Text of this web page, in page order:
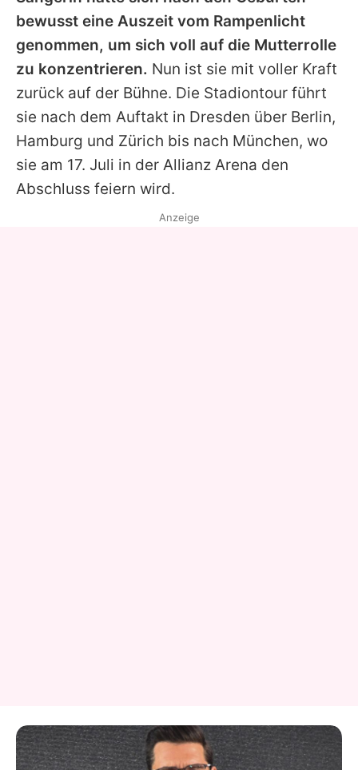
bewusst eine Auszeit vom Rampenlicht
genommen, um sich voll auf die Mutterrolle
zu konzentrieren. Nun ist sie mit voller Kraft
zurück auf der Bühne. Die Stadiontour führt
sie nach dem Auftakt in Dresden über Berlin,
Hamburg und Zürich bis nach München, wo
sie am 17. Juli in der Allianz Arena den
Abschluss feiern wird.
Anzeige